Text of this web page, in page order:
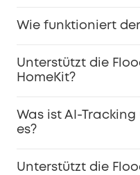
Wie funktioniert
Unterstützt die
HomeKit?
Was ist AI-
es?
Unterstützt die